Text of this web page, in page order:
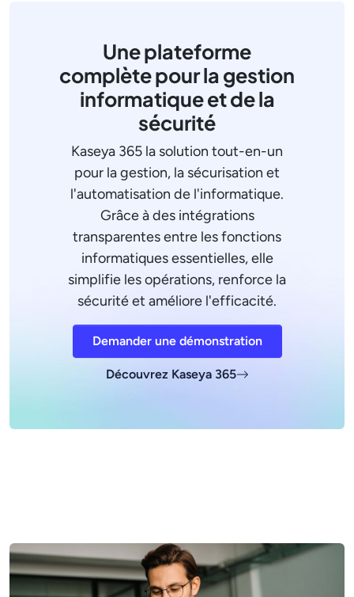
Une plateforme
complète pour la gestion
informatique et de la
sécurité
Kaseya 365 la solution tout-en-un
pour la gestion, la sécurisation et
l'automatisation de l'informatique.
Grâce à des intégrations
transparentes entre les fonctions
informatiques essentielles, elle
simplifie les opérations, renforce la
sécurité et améliore l'efficacité.
Demander une démonstration
Découvrez Kaseya 365